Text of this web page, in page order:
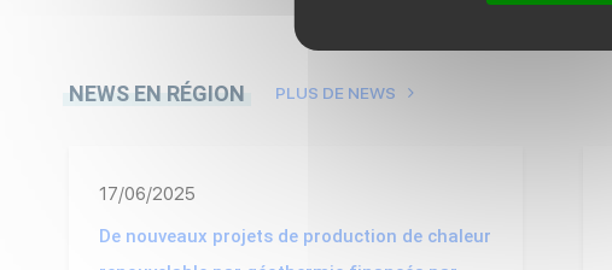
NEWS EN RÉGION PLUS DE NEWS
17/06/2025
De nouveaux projets de production de chaleur